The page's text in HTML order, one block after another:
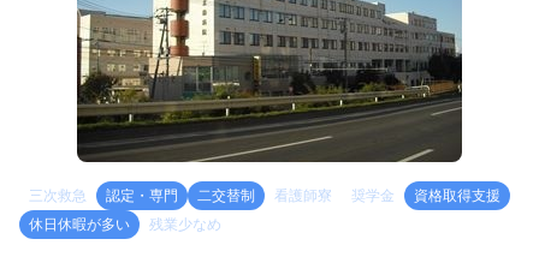
三次救急 認定・専門 二交替制 看護師寮 奨学金
資格取得支援
休日休暇が多い
残業少なめ